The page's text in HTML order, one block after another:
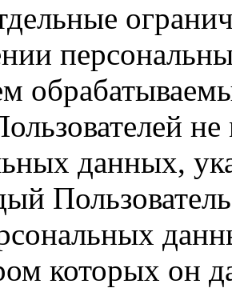
данных,
которых он